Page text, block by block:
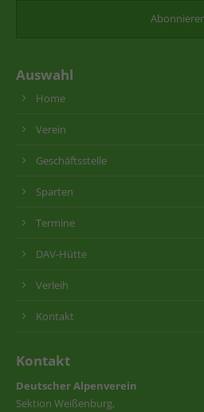
Auswahl
Home
Verein
Geschäftsstelle
Sparten
Termine
DAV-Hütte
Verleih
Kontakt
Kontakt
Deutscher Alpenverein
Sektion Weißenburg,